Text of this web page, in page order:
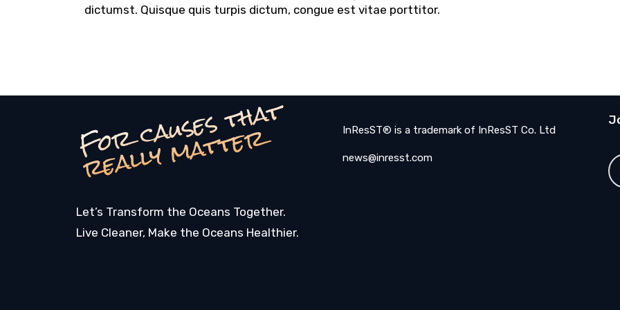
dictumst. Quisque quis turpis dictum, congue est vitae porttitor.
F
o
r
c
a
u
s
e
s
t
h
a
t
r
e
a
l
l
y
m
a
t
t
e
r
Let’s Transform the Oceans Together.
Live Cleaner, Make the Oceans Healthier.
InResST® is a trademark of InResST Co. Ltd
news@inresst.com